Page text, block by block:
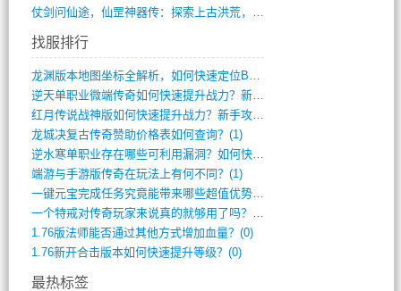
仗剑问仙途，仙罡神器传：探索上古洪荒，揭(813)
找服排行
龙渊版本地图坐标全解析，如何快速定位BO(3)
逆天单职业微端传奇如何快速提升战力？新手(2)
红月传说战神版如何快速提升战力？新手攻略(2)
龙城决复古传奇赞助价格表如何查询？(1)
逆水寒单职业存在哪些可利用漏洞？如何快速(1)
端游与手游版传奇在玩法上有何不同？(1)
一键元宝完成任务究竟能带来哪些超值优势？(0)
一个特戒对传奇玩家来说真的就够用了吗？(0)
1.76版法师能否通过其他方式增加血量？(0)
1.76新开合击版本如何快速提升等级？(0)
最热标签